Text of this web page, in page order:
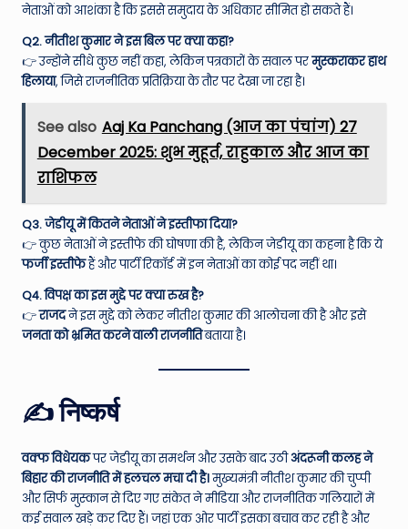
नेताओं को आशंका है कि इससे समुदाय के अधिकार सीमित हो सकते हैं।
Q2. नीतीश कुमार ने इस बिल पर क्या कहा?
👉 उन्होंने सीधे कुछ नहीं कहा, लेकिन पत्रकारों के सवाल परमुस्कराकर हाथ
हिलाया, जिसे राजनीतिक प्रतिक्रिया के तौर पर देखा जा रहा है।
See also Aaj Ka Panchang (आज का पंचांग) 27
December 2025: शुभ मुहूर्त, राहुकाल और आज का
राशिफल
Q3. जेडीयू में कितने नेताओं ने इस्तीफा दिया?
👉 कुछ नेताओं ने इस्तीफे की घोषणा की है, लेकिन जेडीयू का कहना है कि ये
फर्जी इस्तीफेहैं और पार्टी रिकॉर्ड में इन नेताओं का कोई पद नहीं था।
Q4. विपक्ष का इस मुद्दे पर क्या रुख है?
👉राजदने इस मुद्दे को लेकर नीतीश कुमार की आलोचना की है और इसे
जनता को भ्रमित करने वाली राजनीतिबताया है।
✍️ निष्कर्ष
वक्फ विधेयकपर जेडीयू का समर्थन और उसके बाद उठीअंदरूनी कलह ने
बिहार की राजनीति में हलचल मचा दी है।मुख्यमंत्री नीतीश कुमार की चुप्पी
और सिर्फ मुस्कान से दिए गए संकेत ने मीडिया और राजनीतिक गलियारों में
कई सवाल खड़े कर दिए हैं। जहां एक ओर पार्टी इसका बचाव कर रही है और